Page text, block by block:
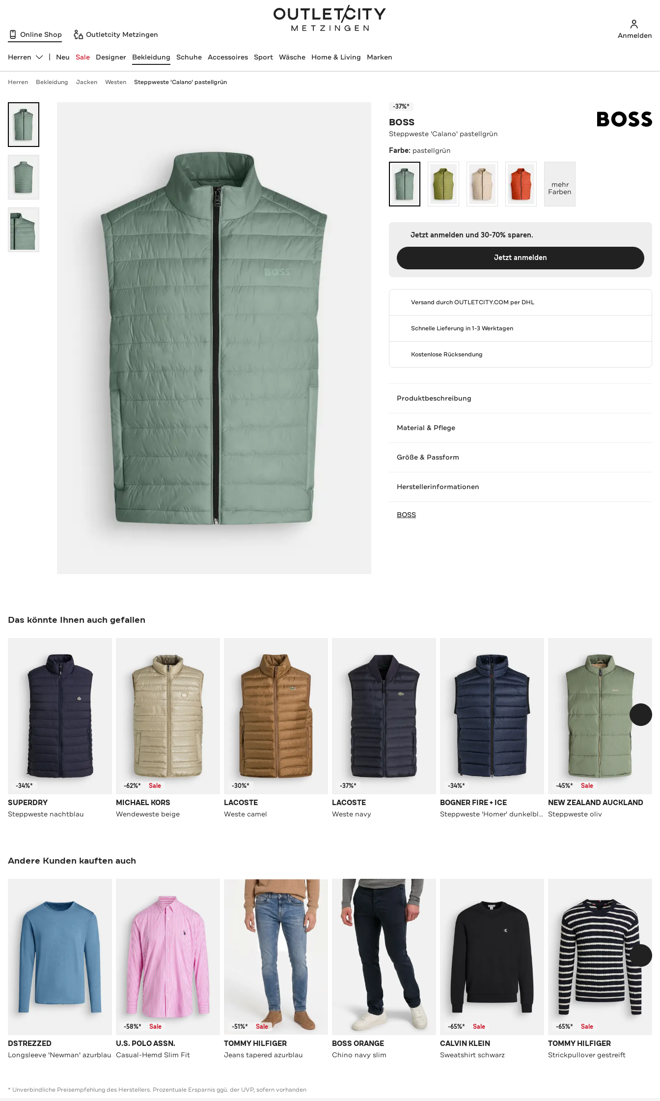
Online Shop Outletcity Metzingen Anmelden
Abteilung ändern, ausgewählt:
Herren Neu Sale Designer Bekleidung Schuhe Accessoires Sport Wäsche Home & Living Marken
Herren Bekleidung Jacken Westen Steppweste 'Calano' pastellgrün
-37%*
BOSS
Steppweste 'Calano' pastellgrün
Farbe: pastellgrün
mehr
Farben
Jetzt anmelden und 30-70% sparen.
Jetzt anmelden
Versand durchOUTLETCITY.COM per DHL
Schnelle Lieferung in 1-3 Werktagen
Kostenlose Rücksendung
Produktbeschreibung
Material & Pflege
Größe & Passform
Herstellerinformationen
BOSS
Das könnte Ihnen auch gefallen
-34%*
SUPERDRY
Steppweste nachtblau
-62%* Sale
MICHAEL KORS
Wendeweste beige
-30%*
LACOSTE
Weste camel
-37%*
LACOSTE
Weste navy
-34%*
BOGNER FIRE + ICE
Steppweste 'Homer' dunkelblau
-45%* Sale
NEW ZEALAND AUCKLAND
Steppweste oliv
Andere Kunden kauften auch
DSTREZZED
Longsleeve 'Newman' azurblau
-58%* Sale
U.S. POLO ASSN.
Casual-Hemd Slim Fit
-51%* Sale
TOMMY HILFIGER
Jeans tapered azurblau
BOSS ORANGE
Chino navy slim
-65%* Sale
CALVIN KLEIN
Sweatshirt schwarz
-65%* Sale
TOMMY HILFIGER
Strickpullover gestreift
* Unverbindliche Preisempfehlung des Herstellers. Prozentuale Ersparnis ggü. der UVP, sofern vorhanden